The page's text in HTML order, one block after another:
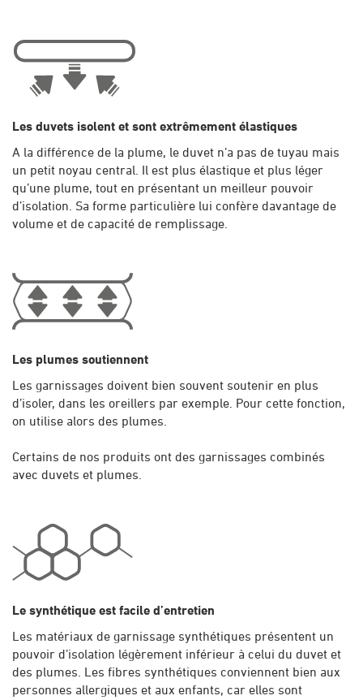
Les duvets isolent et sont extrêmement élastiques
A la différence de la plume, le duvet n’a pas de tuyau mais
un petit noyau central. Il est plus élastique et plus léger
qu’une plume, tout en présentant un meilleur pouvoir
d’isolation. Sa forme particulière lui confère davantage de
volume et de capacité de remplissage.
Les plumes soutiennent
Les garnissages doivent bien souvent soutenir en plus
d’isoler, dans les oreillers par exemple. Pour cette fonction,
on utilise alors des plumes.
Certains de nos produits ont des garnissages combinés
avec duvets et plumes.
Le synthétique est facile d’entretien
Les matériaux de garnissage synthétiques présentent un
pouvoir d’isolation légèrement inférieur à celui du duvet et
des plumes. Les fibres synthétiques conviennent bien aux
personnes allergiques et aux enfants, car elles sont